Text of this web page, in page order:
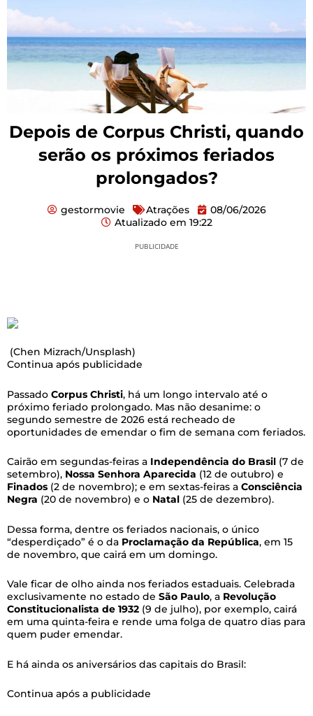
Depois de Corpus Christi, quando
serão os próximos feriados
prolongados?
gestormovie Atrações
08/06/2026
Atualizado em 19:22
PUBLICIDADE
(Chen Mizrach/Unsplash)
Continua após publicidade
Passado Corpus Christi, há um longo intervalo até o
próximo feriado prolongado. Mas não desanime: o
segundo semestre de 2026 está recheado de
oportunidades de emendar o fim de semana com feriados.
Cairão em segundas-feiras a Independência do Brasil (7 de
setembro), Nossa Senhora Aparecida (12 de outubro) e
Finados (2 de novembro); e em sextas-feiras a Consciência
Negra (20 de novembro) e o Natal (25 de dezembro).
Dessa forma, dentre os feriados nacionais, o único
“desperdiçado” é o da Proclamação da República, em 15
de novembro, que cairá em um domingo.
Vale ficar de olho ainda nos feriados estaduais. Celebrada
exclusivamente no estado de São Paulo, a Revolução
Constitucionalista de 1932 (9 de julho), por exemplo, cairá
em uma quinta-feira e rende uma folga de quatro dias para
quem puder emendar.
E há ainda os aniversários das capitais do Brasil:
Continua após a publicidade